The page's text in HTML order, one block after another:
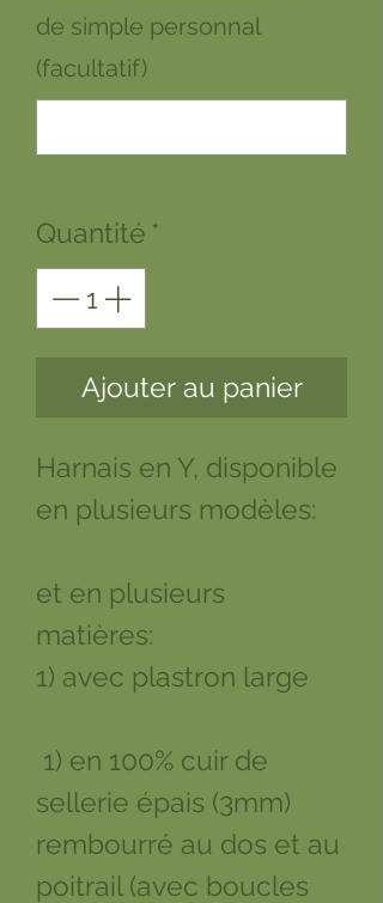
de simple personnal
(facultatif)
Quantité *
Ajouter au panier
Harnais en Y, disponible
en plusieurs modèles:
et en plusieurs
matières:
1) avec plastron large
1) en 100% cuir de
sellerie épais (3mm)
rembourré au dos et au
poitrail (avec boucles